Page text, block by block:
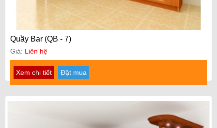
Quầy Bar (QB - 7)
Giá: Liên hệ
Xem chi tiết Đặt mua